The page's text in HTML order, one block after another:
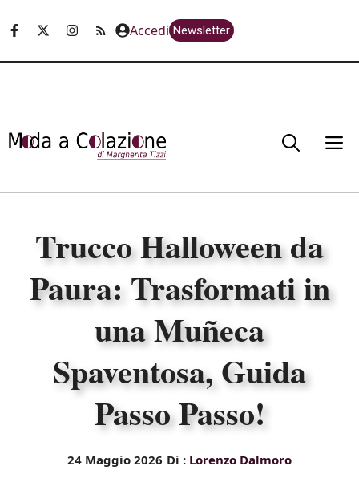
Accedi Newsletter
Trucco Halloween da
Paura: Trasformati in
una Muñeca
Spaventosa, Guida
Passo Passo!
24 Maggio 2026 Di : Lorenzo Dalmoro